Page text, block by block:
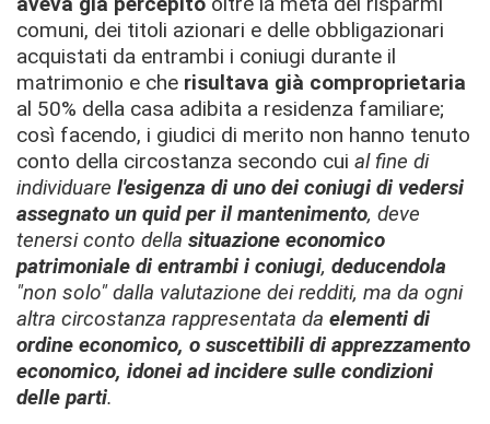
comuni, dei titoli azionari e delle obbligazionari
acquistati da entrambi i coniugi durante il
matrimonio e che risultava già comproprietaria
al 50% della casa adibita a residenza familiare;
così facendo, i giudici di merito non hanno tenuto
conto della circostanza secondo cui al fine di
individuare l'esigenza di uno dei coniugi di vedersi
assegnato un quid per il mantenimento, deve
tenersi conto della situazione economico
patrimoniale di entrambi i coniugi, deducendola
"non solo" dalla valutazione dei redditi, ma da ogni
altra circostanza rappresentata da elementi di
ordine economico, o suscettibili di apprezzamento
economico, idonei ad incidere sulle condizioni
delle parti.